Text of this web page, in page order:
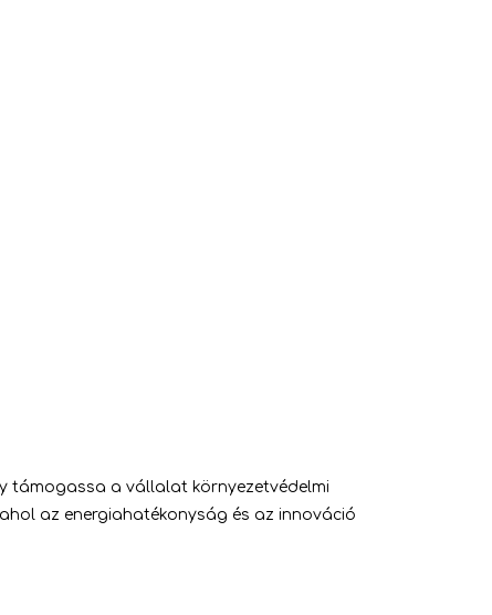
támogassa a vállalat környezetvédelmi
az energiahatékonyság és az innováció